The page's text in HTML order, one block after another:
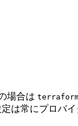
場合は
は常にプロバ